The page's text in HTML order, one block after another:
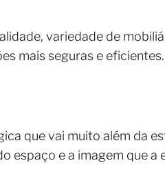
variedade de
mais seguras e eficientes.
que vai muito além da
espaço e a imagem que a